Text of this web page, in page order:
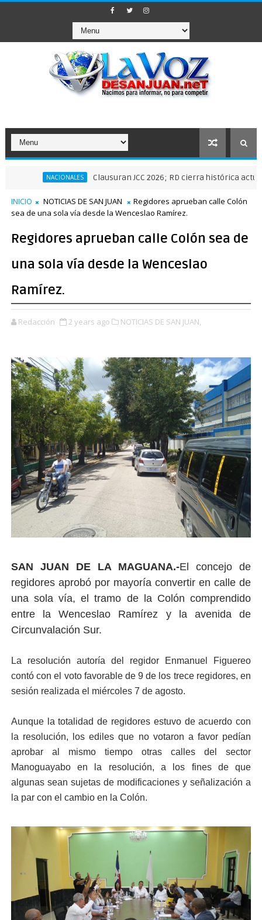
NACIONALES Clausuran JCC 2026; RD cierra histórica actuación
INICIO NOTICIAS DE SAN JUAN
Regidores aprueban calle Colón
sea de una sola vía desde la Wenceslao Ramírez.
Regidores aprueban calle Colón sea de
una sola vía desde la Wenceslao
Ramírez.
Redacción 2 years ago NOTICIAS DE SAN JUAN,
SAN JUAN DE LA MAGUANA.-El concejo de
regidores aprobó por mayoría convertir en calle de
una sola vía, el tramo de la Colón comprendido
entre la Wenceslao Ramírez y la avenida de
Circunvalación Sur.
La resolución autoría del regidor Enmanuel Figuereo
contó con el voto favorable de 9 de los trece regidores, en
sesión realizada el miércoles 7 de agosto.
Aunque la totalidad de regidores estuvo de acuerdo con
la resolución, los ediles que no votaron a favor pedían
aprobar al mismo tiempo otras calles del sector
Manoguayabo en la resolución, a los fines de que
algunas sean sujetas de modificaciones y señalización a
la par con el cambio en la Colón.